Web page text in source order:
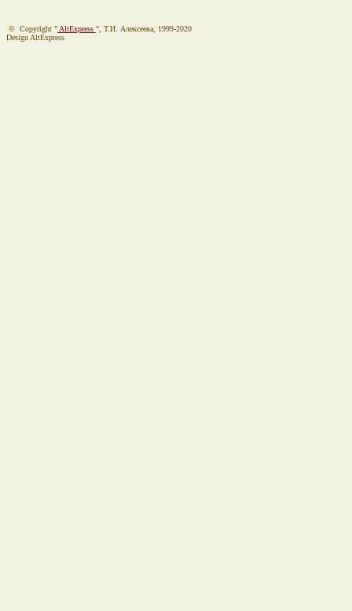
© Copyright " AltExpress ", Т.И. Алекcеева, 1999-2020
Design AltExpress